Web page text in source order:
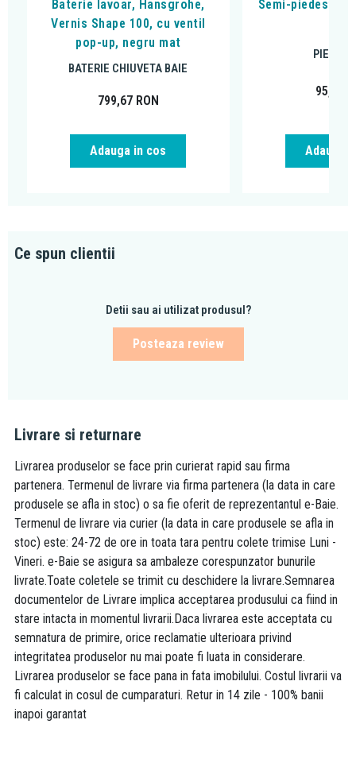
Baterie lavoar, Hansgrohe,
Vernis Shape 100, cu ventil
pop-up, negru mat
BATERIE CHIUVETA BAIE
799,67 RON
Adauga in cos
Semi-piedestal,
95,17
Adauga
Ce spun clientii
Detii sau ai utilizat produsul?
Posteaza review
Livrare si returnare
Livrarea produselor se face prin curierat rapid sau firma
partenera. Termenul de livrare via firma partenera (la data in care
produsele se afla in stoc) o sa fie oferit de reprezentantul e-Baie.
Termenul de livrare via curier (la data in care produsele se afla in
stoc) este: 24-72 de ore in toata tara pentru colete trimise Luni -
Vineri. e-Baie se asigura sa ambaleze corespunzator bunurile
livrate.Toate coletele se trimit cu deschidere la livrare.Semnarea
documentelor de Livrare implica acceptarea produsului ca fiind in
stare intacta in momentul livrarii.Daca livrarea este acceptata cu
semnatura de primire, orice reclamatie ulterioara privind
integritatea produselor nu mai poate fi luata in considerare.
Livrarea produselor se face pana in fata imobilului. Costul livrarii va
fi calculat in cosul de cumparaturi. Retur in 14 zile - 100% banii
inapoi garantat